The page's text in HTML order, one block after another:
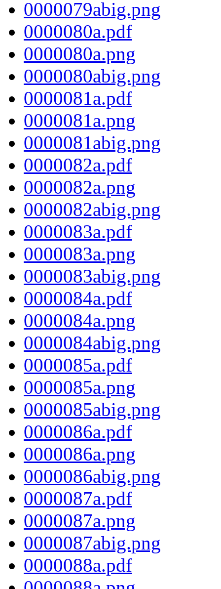
0000079abig.png
0000080a.pdf
0000080a.png
0000080abig.png
0000081a.pdf
0000081a.png
0000081abig.png
0000082a.pdf
0000082a.png
0000082abig.png
0000083a.pdf
0000083a.png
0000083abig.png
0000084a.pdf
0000084a.png
0000084abig.png
0000085a.pdf
0000085a.png
0000085abig.png
0000086a.pdf
0000086a.png
0000086abig.png
0000087a.pdf
0000087a.png
0000087abig.png
0000088a.pdf